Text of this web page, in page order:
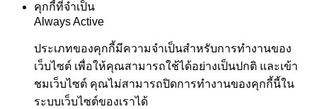
คุกกี้ที่จำเป็น
Always Active
ประเภทของคุกกี้มีความจำเป็นสำหรับการทำงานของ
เว็บไซต์ เพื่อให้คุณสามารถใช้ได้อย่างเป็นปกติ และเข้า
ชมเว็บไซต์ คุณไม่สามารถปิดการทำงานของคุกกี้นี้ใน
ระบบเว็บไซต์ของเราได้